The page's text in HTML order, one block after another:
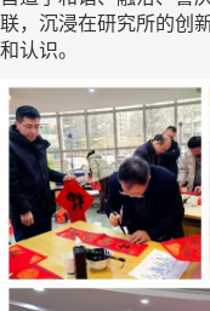
联，沉浸在研究所的创
和认识。